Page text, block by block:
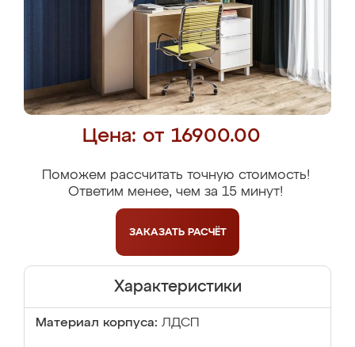
Цена: от 16900.00
Поможем рассчитать точную стоимость!
Ответим менее, чем за 15 минут!
ЗАКАЗАТЬ РАСЧЁТ
Характеристики
Материал корпуса: ЛДСП